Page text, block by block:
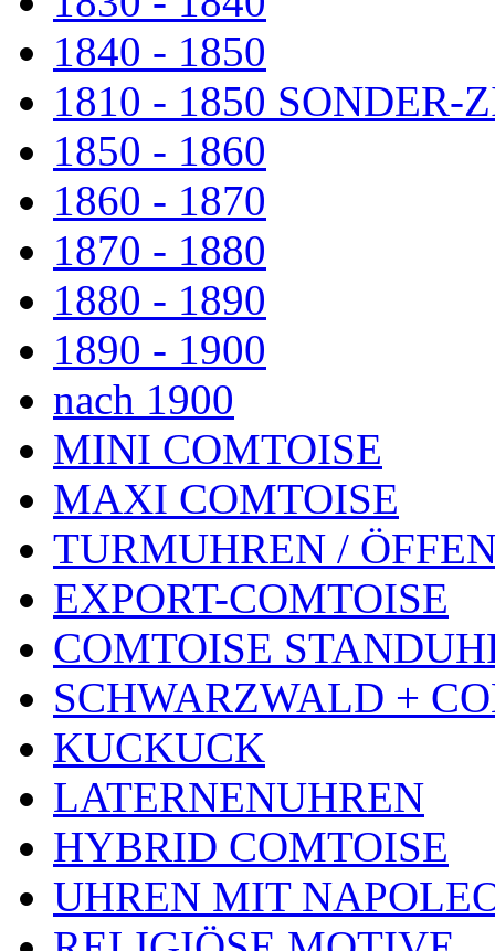
1840 - 1850
1810 - 1850 SONDER-
1850 - 1860
1860 - 1870
1870 - 1880
1880 - 1890
1890 - 1900
nach 1900
MINI COMTOISE
MAXI COMTOISE
TURMUHREN /
EXPORT-COMTOISE
COMTOISE
SCHWARZWALD +
KUCKUCK
LATERNENUHREN
HYBRID COMTOISE
UHREN MIT